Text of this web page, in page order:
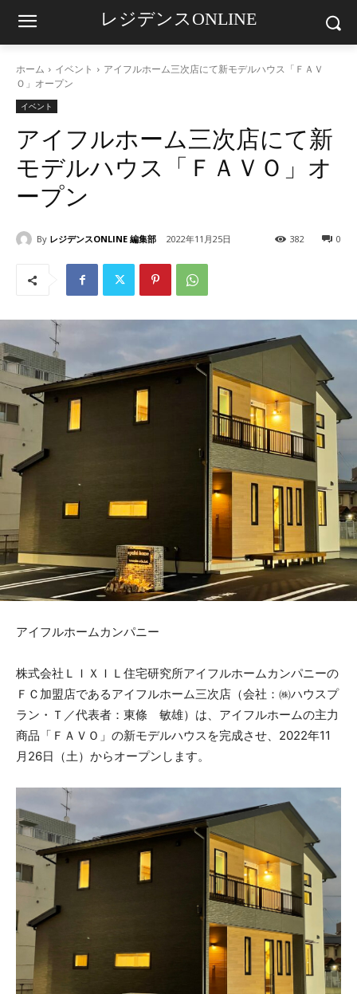
レジデンスONLINE
ホーム イベント
アイフルホーム三次店にて新モデルハウス「ＦＡＶ
Ｏ」オープン
イベント
アイフルホーム三次店にて新
モデルハウス「ＦＡＶＯ」オ
ープン
By レジデンスONLINE 編集部 2022年11月25日 0
382
アイフルホームカンパニー
株式会社ＬＩＸＩＬ住宅研究所アイフルホームカンパニーの
ＦＣ加盟店であるアイフルホーム三次店（会社：㈱ハウスプ
ラン・Ｔ／代表者：東條 敏雄）は、アイフルホームの主力
商品「ＦＡＶＯ」の新モデルハウスを完成させ、2022年11
月26日（土）からオープンします。